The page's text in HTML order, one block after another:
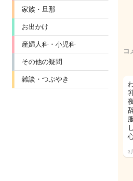
家族・旦那
お出かけ
産婦人科・小児科
その他の疑問
雑談・つぶやき
コ
3